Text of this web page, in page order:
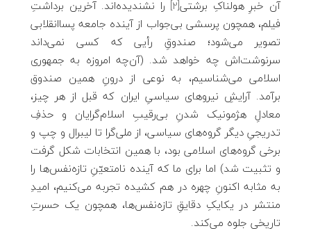
آن خبرِ هولناکِ برشتی[2]
را نشندیده‌اند. آخرین برداشتِ
فیلم، همچون پرسشی بی‌جواب از آینده جامعه پساانقلابی
تصویر می‌شود؛ صندوقِ رأیی که کسی نمی‌داند
سرنوشت‌اش چه خواهد شد. (آن‌چه امروزه به جمهوری
اسلامی می‌شناسیم، به نوعی از درونِ همین صندوق
برآمد. آرایشِ نیروهای سیاسیِ ایران که قبل از هر چیز،
معادلِ هژمونیک شدنِ بی‌رقیبِ اسلام‌گرایان و حذفِ
تدریجیِ دیگر گروه‌های سیاسی، از ملی‌گرا تا لیبرال و چپ و
برخی گروه‌های اسلامی بود، با همین انتخابات شکل گرفت
و تثبیت شد) اما برای ما که آینده نامتعیّنِ تازه‌نفس‌ها را
به مثابه اکنونِ چهره در هم کشیده تجربه می‌کنیم، امیدِ
منتشر در یکایکِ دقایقِ تازه‌نفس‌ها، همچون یک حسرتِ
تاریخی جلوه می‌کند.